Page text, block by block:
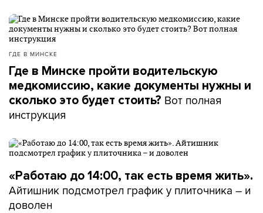
ГДЕ В МИНСКЕ
Где в Минске пройти водительскую
медкомиссию, какие документы нужны и
сколько это будет стоить? Вот полная
инструкция
«Работаю до 14:00, так есть время жить».
Айтишник подсмотрел график у плиточника – и
доволен